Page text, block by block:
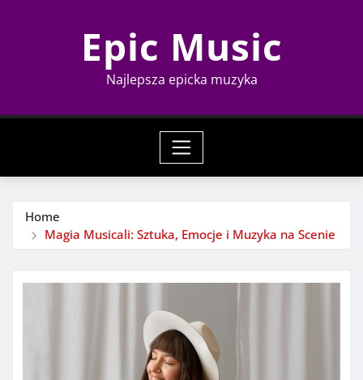
Epic Music
Najlepsza epicka muzyka
Home
Magia Musicali: Sztuka, Emocje i Muzyka na Scenie